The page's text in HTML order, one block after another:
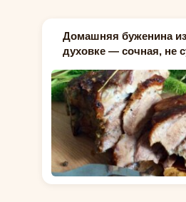
Домашняя буженина
духовке — сочная, не